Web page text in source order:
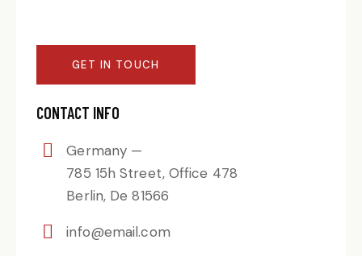
CONTACT INFO
Germany —
785 15h Street, Office 478
Berlin, De 81566
info@email.com